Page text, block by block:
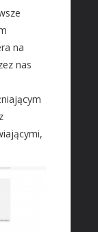
na
nas